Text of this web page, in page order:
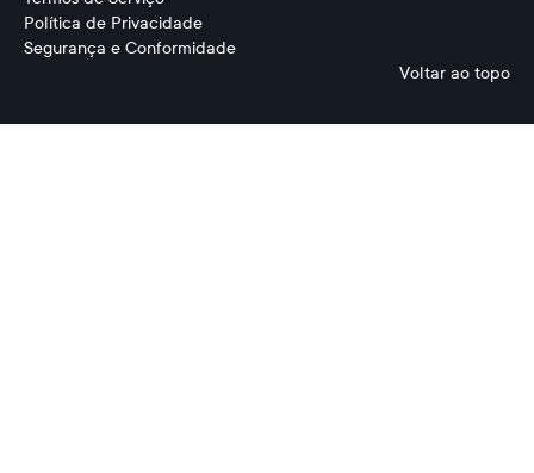
Política de Privacidade
Segurança e Conformidade
Voltar ao topo